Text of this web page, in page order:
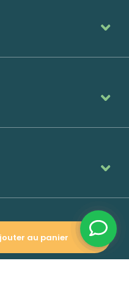
au panier